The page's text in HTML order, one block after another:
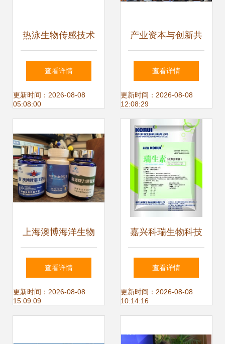
热泳生物传感技术
癌症管理的新突破
查看详情
更新时间：2026-08-08
05:08:00
产业资本与创新共
振 生物制造机构日
在杭落幕，开启多
方协作新范式
查看详情
更新时间：2026-08-08
12:08:29
上海澳博海洋生物
技术开发 以匠心定
义海洋健康产品新
查看详情
更新时间：2026-08-08
15:09:09
嘉兴科瑞生物科技
多元化饲料添加剂
产品系列助力绿色
查看详情
更新时间：2026-08-08
10:14:16